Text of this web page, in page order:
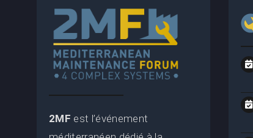
2MF est l’événement